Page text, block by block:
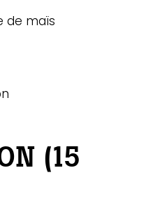
de maïs
(15